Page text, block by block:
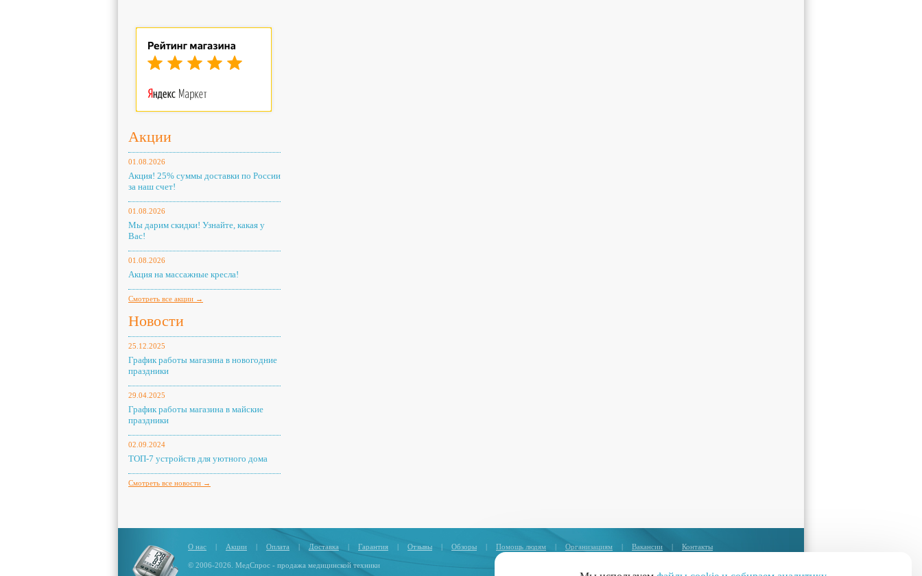
Акции
01.08.2026
Акция! 25% суммы доставки по России
за наш счет!
01.08.2026
Мы дарим скидки! Узнайте, какая у
Вас!
01.08.2026
Акция на массажные кресла!
Смотреть все акции →
Новости
25.12.2025
График работы магазина в новогодние
праздники
29.04.2025
График работы магазина в майские
праздники
02.09.2024
ТОП-7 устройств для уютного дома
Смотреть все новости →
О нас | Акции | Оплата | Доставка | Гарантия | Отзывы | Обзоры | Помощь людям | Организациям | Вакансии | Контакты
© 2006-2026. МедСпрос - продажа медицинской техники